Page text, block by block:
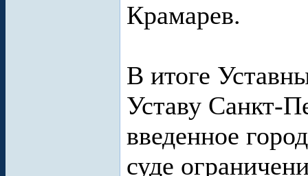
Крамарев.
В итоге
Уставу Санкт-
введенное
суде